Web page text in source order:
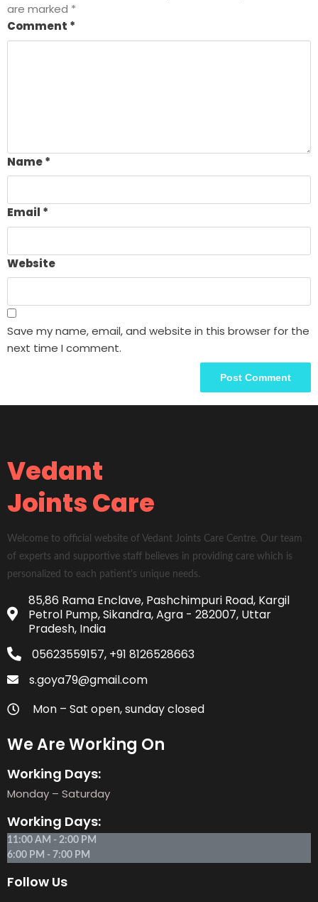
are marked *
Comment *
Name*
Email *
Website
Save my name, email, and website in this browser for the
next time I comment.
Vedant
Joints Care
Welcome to official website of Vedant Joints Care Centre. Our team
of experts and supportive staff believes in providing care which is
personalized to each patient's unique needs.
85,86 Rama Enclave, Pashchimpuri Road, Kargil
Petrol Pump, Sikandra, Agra - 282007, Uttar
Pradesh, India
05623559157, +91 8126528663
s.goya79@gmail.com
Mon – Sat open, sunday closed
We Are Working On
Working Days:
Monday – Saturday
Working Days:
11:00 AM - 2:00 PM
6:00 PM - 7:00 PM
Follow Us